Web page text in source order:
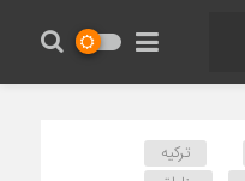
ترکیه